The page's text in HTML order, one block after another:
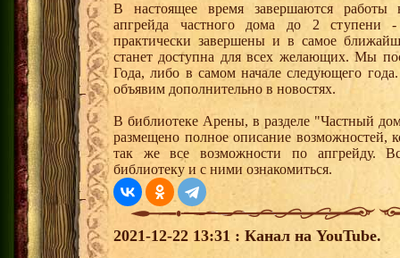
В настоящее время завершаются работы
апгрейда частного дома до 2 ступени
практически завершены и в самое
станет доступна для всех желающих. Мы
Года, либо в самом начале следующего
объявим дополнительно в новостях.
В библиотеке Арены, в разделе "Частный
размещено полное описание возможностей,
так же все возможности по апгрейду.
библиотеку и с ними ознакомиться.
2021-12-22 13:31 : Канал на YouTube.